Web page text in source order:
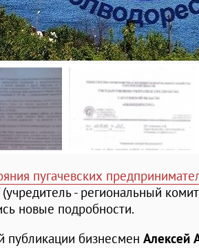
пугачевских
(учредитель - региональный
новые подробности.
публикации бизнесмен Алексей